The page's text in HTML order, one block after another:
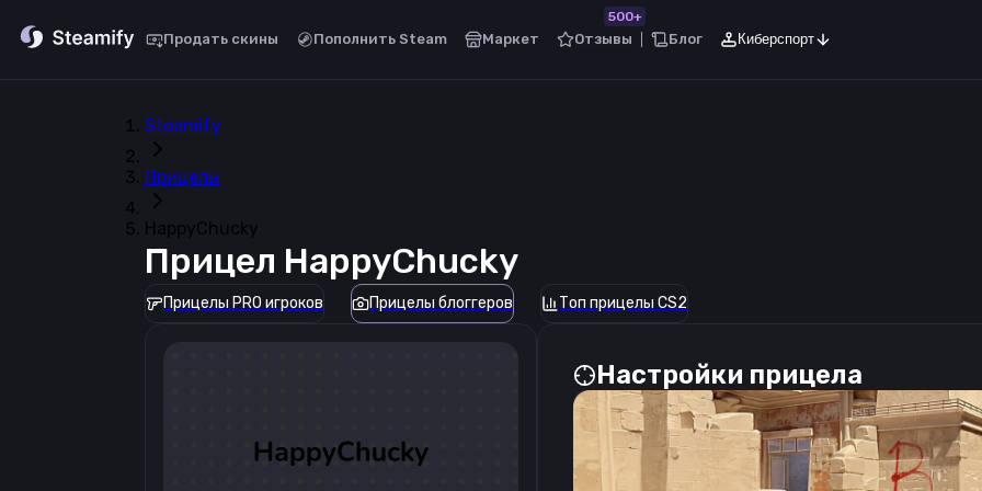
Продать скины Пополнить Steam Маркет Отзывы
500+
Блог Киберспорт
Steamify
Прицелы
HappyChucky
Прицел HappyChucky
Прицелы PRO игроков Прицелы блоггеров Топ прицелы CS2
Настройки прицела